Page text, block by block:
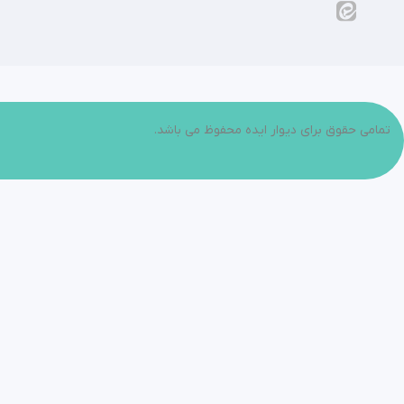
تمامی حقوق برای دیوار ایده محفوظ می باشد.